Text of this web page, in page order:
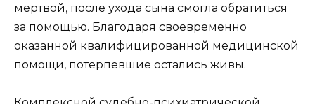
мертвой, после ухода сына смогла обратиться
за помощью. Благодаря своевременно
оказанной квалифицированной медицинской
помощи, потерпевшие остались живы.